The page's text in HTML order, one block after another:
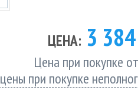
ЦЕНА: 3
Цена при покупке
цены при покупке